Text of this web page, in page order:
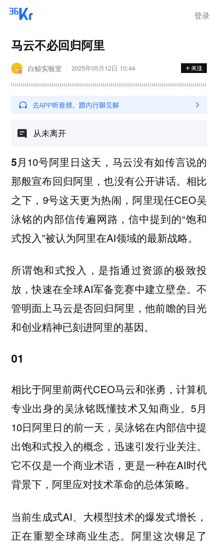
登录
马云不必回归阿里
白鲸实验室 2025年05月12日 10:44
从未离开
5月10号阿里日这天，马云没有如传言说的
那般宣布回归阿里，也没有公开讲话。相比
之下，9号这天更为热闹，阿里现任CEO吴
泳铭的内部信传遍网路，信中提到的“饱和
式投入”被认为阿里在AI领域的最新战略。
所谓饱和式投入，是指通过资源的极致投
放，快速在全球AI军备竞赛中建立壁垒。不
管明面上马云是否回归阿里，他前瞻的目光
和创业精神已刻进阿里的基因。
01
相比于阿里前两代CEO马云和张勇，计算机
专业出身的吴泳铭既懂技术又知商业。5月
10日阿里日的前一天，吴泳铭在内部信中提
出饱和式投入的概念，迅速引发行业关注。
它不仅是一个商业术语，更是一种在AI时代
背景下，阿里应对技术革命的总体策略。
当前生成式AI、大模型技术的爆发式增长，
正在重塑全球商业生态。阿里这次铆足了